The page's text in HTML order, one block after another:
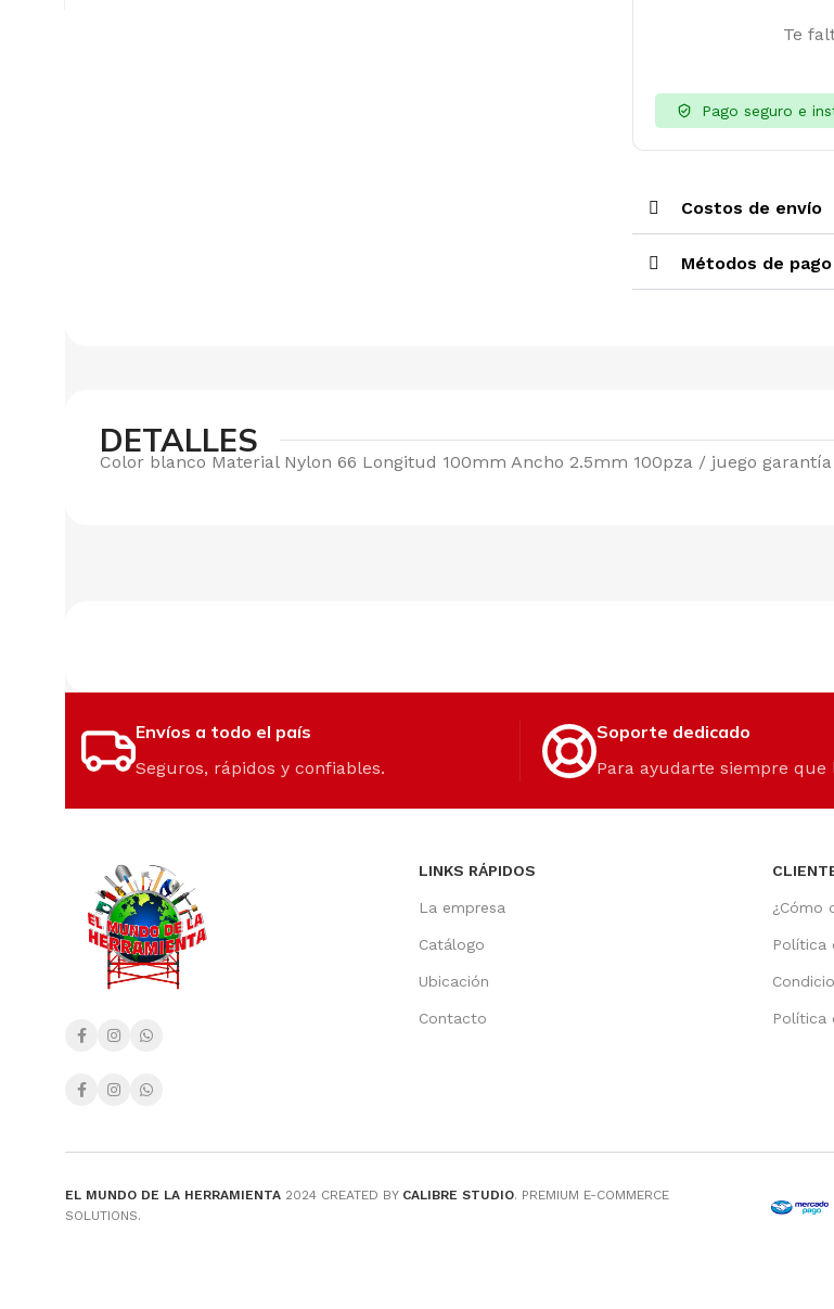
Te
Pago seguro e
Costos de envío
Métodos de pago
DETALLES
Color blanco Material Nylon 66 Longitud 100mm Ancho 2.5mm 100pza / juego
Envíos a todo el país
Seguros, rápidos y confiables.
Soporte dedicado
Para ayudarte siempre que
LINKS RÁPIDOS
La empresa
Catálogo
Ubicación
Contacto
¿Cómo
Política
Política
EL MUNDO DE LA HERRAMIENTA 2024 CREATED BY CALIBRE STUDIO. PREMIUM E-COMMERCE
SOLUTIONS.